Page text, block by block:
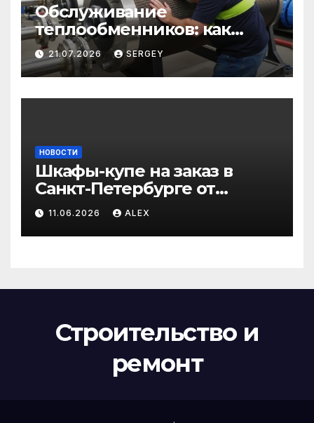
Обслуживание
теплообменников: как
сохранить эффективность
и избежать простоев
21.07.2026 SERGEY
НОВОСТИ
Шкафы-купе на заказ в
Санкт-Петербурге от
производителя по
доступным ценам
11.06.2026 ALEX
Строительство и
ремонт